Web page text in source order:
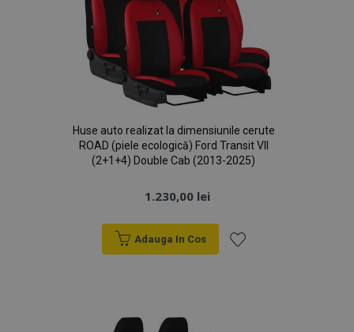
Huse auto realizat la dimensiunile cerute
ROAD (piele ecologică) Ford Transit VII
(2+1+4) Double Cab (2013-2025)
1.230,00 lei
Adauga In Cos